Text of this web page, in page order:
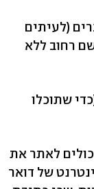
(לעיתים
רחוב ללא
שתוכלו
לאתר את
של דואר